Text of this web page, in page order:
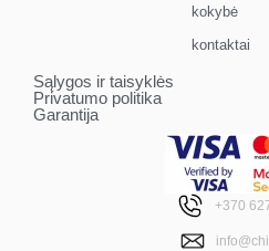
kokybė
kontaktai
Sąlygos ir taisyklės
Privatumo politika
Garantija
+370